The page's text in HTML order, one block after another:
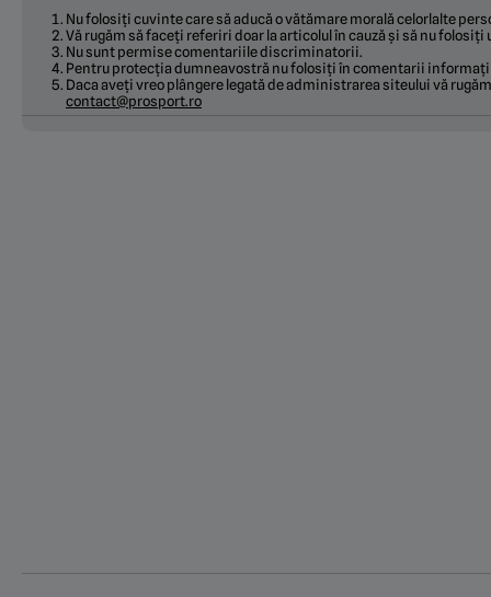
Nu folosiți cuvinte care să aducă o vătămare morală celorlalte
Vă rugăm să faceți referiri doar la articolul în cauză și să nu
Nu sunt permise comentariile discriminatorii.
Pentru protecția dumneavostră nu folosiți în comentarii
Daca aveți vreo plângere legată de administrarea siteului vă
contact@prosport.ro